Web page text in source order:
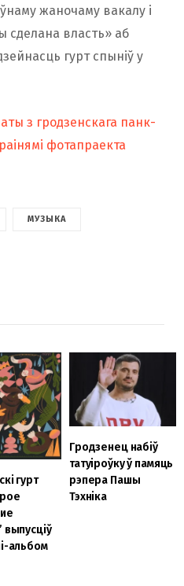
жаночаму вакалу і
сделана власть» аб
гурт спыніў у
з гродзенскага панк-
фотапраекта
МУЗЫКА
гурт
выпусціў
альбом
Гродзенец набіў
татуіроўку ў памяць
рэпера Пашы
Тэхніка